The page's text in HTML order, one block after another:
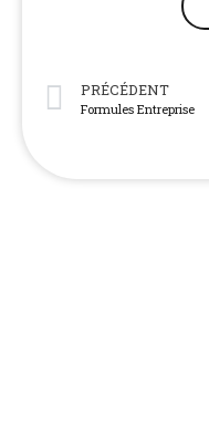
PRÉCÉDENT
Formules Entreprise